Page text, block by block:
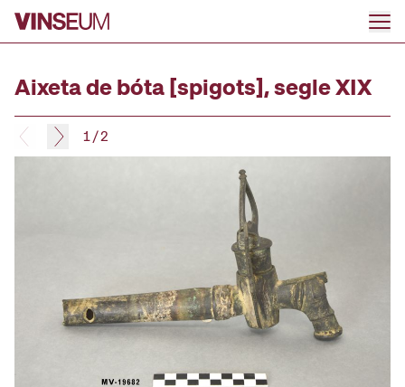
Go to content
Aixeta de bóta [spigots], segle XIX
1/2